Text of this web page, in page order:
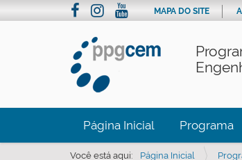
MAPA DO SITE
Página Inicial Programa
Você está aqui: Página Inicial